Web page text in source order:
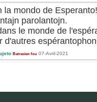
la mondo de
parolantojn.
le monde de
d'autres
Batracien fou 07-Avril-2021